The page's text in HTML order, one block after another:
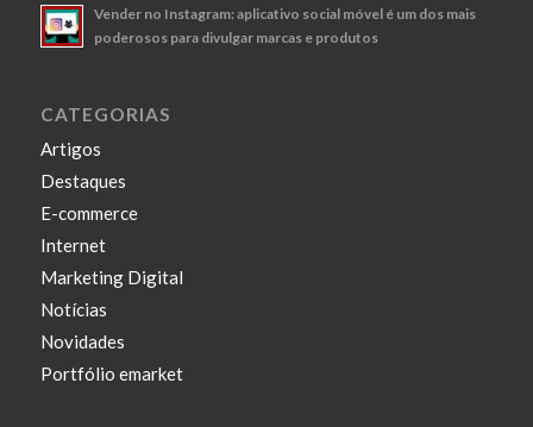
Vender no Instagram: aplicativo social móvel é um dos mais
poderosos para divulgar marcas e produtos
CATEGORIAS
Artigos
Destaques
E-commerce
Internet
Marketing Digital
Notícias
Novidades
Portfólio emarket